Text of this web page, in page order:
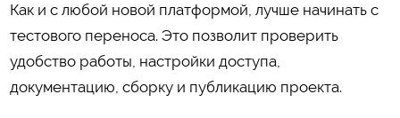
Как и с любой новой платформой, лучше начинать с
тестового переноса. Это позволит проверить
удобство работы, настройки доступа,
документацию, сборку и публикацию проекта.